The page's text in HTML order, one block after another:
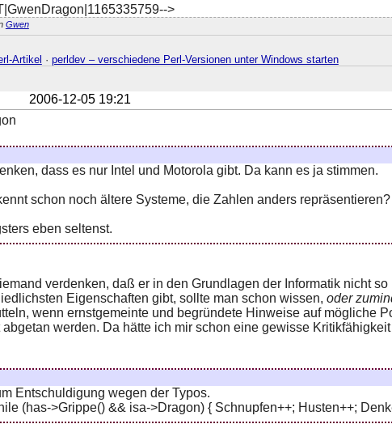
>
Gwen
Artikel · perldev – verschiedene Perl-Versionen unter Windows starten
2006-12-05 19:21
dass es nur Intel und Motorola gibt. Da kann es ja stimmen.
schon noch ältere Systeme, die Zahlen anders
eben seltenst.
verdenken, daß er in den Grundlagen der Informatik nicht
Eigenschaften gibt, sollte man schon wissen, oder
wenn ernstgemeinte und begründete Hinweise auf mögliche
abgetan werden. Da hätte ich mir schon eine gewisse
Entschuldigung wegen der Typos.
(has->Grippe() && isa->Dragon) { Schnupfen++; Husten++;